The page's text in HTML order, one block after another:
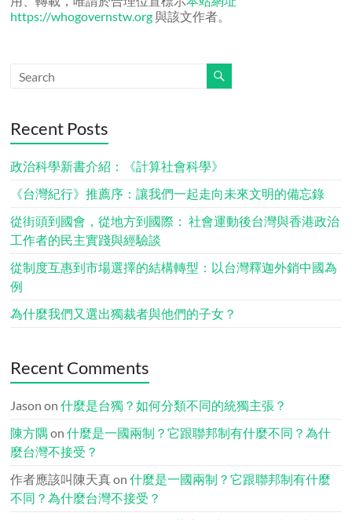
https://whogovernstw.org與該文作者。
Recent Posts
政治科學新書介紹：《計算社會科學》
《台灣紀行》推薦序：讓我們一起走向未來文明的備忘錄
從街頭到國會，從地方到國際： 社會運動後台灣與香港政治
工作者的民主實踐與經驗談
從制度互惠到市場選擇的結構轉型：以台灣釋迦外銷中國為
例
為什麼我們又選出獨裁者與他們的子女？
Recent Comments
Jason on什麼是台獨？如何分類不同的統獨主張？
陳方隅 on什麼是一國兩制？它跟聯邦制有什麼不同？為什
麼台灣不接受？
作者應該叫陳天真on什麼是一國兩制？它跟聯邦制有什麼
不同？為什麼台灣不接受？